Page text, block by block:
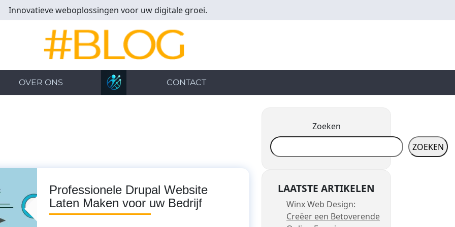
Innovatieve weboplossingen voor uw digitale groei.
OVER ONS CONTACT
Professionele Drupal Website
Laten Maken voor uw Bedrijf
Zoeken
ZOEKEN
LAATSTE ARTIKELEN
Winx Web Design:
Creëer een Betoverende